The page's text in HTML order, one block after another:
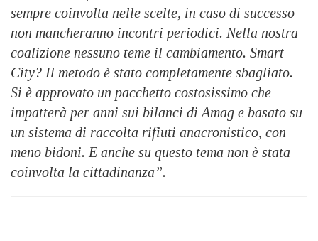
sempre coinvolta nelle scelte, in caso di successo
non mancheranno incontri periodici. Nella nostra
coalizione nessuno teme il cambiamento. Smart
City? Il metodo è stato completamente sbagliato.
Si è approvato un pacchetto costosissimo che
impatterà per anni sui bilanci di Amag e basato su
un sistema di raccolta rifiuti anacronistico, con
meno bidoni. E anche su questo tema non è stata
coinvolta la cittadinanza”.